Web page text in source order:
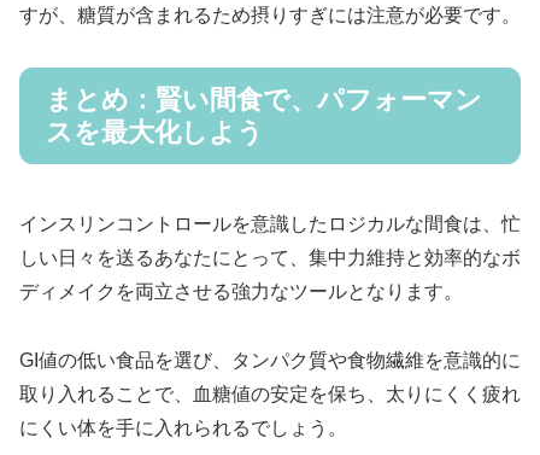
すが、糖質が含まれるため摂りすぎには注意が必要です。
まとめ：賢い間食で、パフォーマン
スを最大化しよう
インスリンコントロールを意識したロジカルな間食は、忙
しい日々を送るあなたにとって、集中力維持と効率的なボ
ディメイクを両立させる強力なツールとなります。
GI値の低い食品を選び、タンパク質や食物繊維を意識的に
取り入れることで、血糖値の安定を保ち、太りにくく疲れ
にくい体を手に入れられるでしょう。